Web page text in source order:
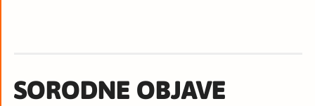
SORODNE OBJAVE